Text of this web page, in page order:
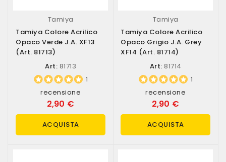
Tamiya
Tamiya Colore Acrilico
Opaco Verde J.A. XF13
(art. 81713)
Art: 81713
1
recensione
2,90 €
ACQUISTA
Tamiya
Tamiya Colore Acrilico
Opaco Grigio J.A. Grey
XF14 (art. 81714)
Art: 81714
1
recensione
2,90 €
ACQUISTA